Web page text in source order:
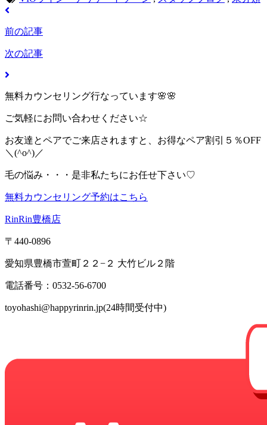
前の記事
次の記事
無料カウンセリング行なっています🌸🌸
ご気軽にお問い合わせください☆
お友達とペアでご来店されますと、お得なペア割引５％OFF
＼(^o^)／
毛の悩み・・・是非私たちにお任せ下さい♡
無料カウンセリング予約はこちら
RinRin豊橋店
〒440-0896
愛知県豊橋市萱町２２−２ 大竹ビル２階
電話番号：0532-56-6700
toyohashi@happyrinrin.jp(24時間受付中)